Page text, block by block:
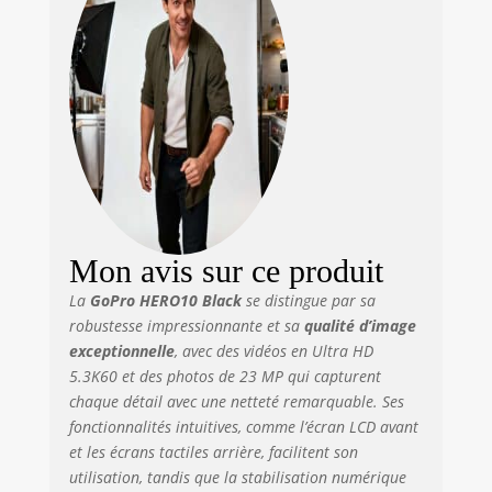
séquences
incroyablement
fluides. Conçu
spécifiquement
pour la nature
exigeante de la
GoPro, le « système
sur puce » GP2 est
de loin notre plus
haute résolution,
fréquence
d'images élevée :
passez à la GoPro
la plus nette
jamais réalisée.
Mise à niveau pour
des photos
incroyables de 23
MP et une
Mon avis sur ce produit
La GoPro HERO10 Blackse distingue par sa
robustesse impressionnante et sa qualité d’image
exceptionnelle, avec des vidéos en Ultra HD
5.3K60 et des photos de 23 MP qui capturent
chaque détail avec une netteté remarquable. Ses
fonctionnalités intuitives, comme l’écran LCD avant
et les écrans tactiles arrière, facilitent son
utilisation, tandis que la stabilisation numérique